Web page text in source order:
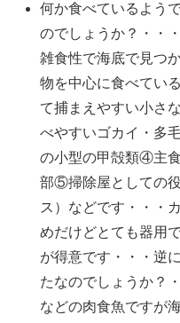
何か食べているよう
のでしょうか？・・
雑食性で海底で見つ
物を中心に食べてい
て捕まえやすい小さ
べやすいゴカイ・多
の小型の甲殻類④主
部⑤掃除屋としての
ス）などです・・・
めだけどとても器用
が得意です・・・逆
たなのでしょうか？
などの肉食魚ですが